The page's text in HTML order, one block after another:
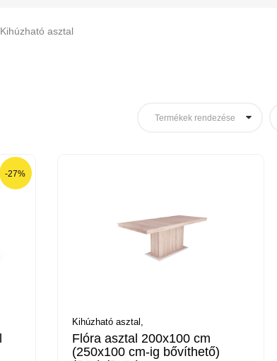
Kihúzható asztal
Termékek rendezése
-27%
Kihúzható asztal,
Flóra asztal 200x100 cm
(250x100 cm-ig bővíthető)